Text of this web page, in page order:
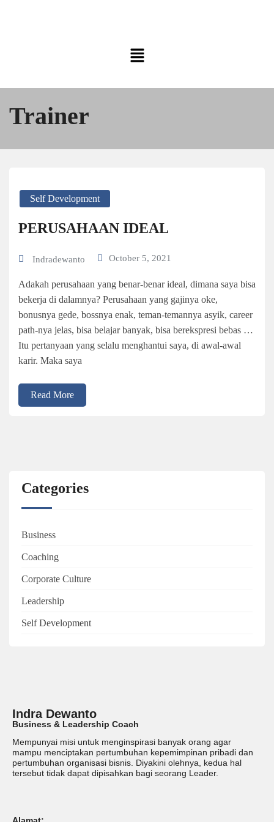
Trainer
Self Development
PERUSAHAAN IDEAL
Indradewanto October 5, 2021
Adakah perusahaan yang benar-benar ideal, dimana saya bisa
bekerja di dalamnya? Perusahaan yang gajinya oke,
bonusnya gede, bossnya enak, teman-temannya asyik, career
path-nya jelas, bisa belajar banyak, bisa berekspresi bebas …
Itu pertanyaan yang selalu menghantui saya, di awal-awal
karir. Maka saya
Read More
Categories
Business
Coaching
Corporate Culture
Leadership
Self Development
Indra Dewanto
Business & Leadership Coach
Mempunyai misi untuk menginspirasi banyak orang agar
mampu menciptakan pertumbuhan kepemimpinan pribadi dan
pertumbuhan organisasi bisnis. Diyakini olehnya, kedua hal
tersebut tidak dapat dipisahkan bagi seorang Leader.
Alamat: